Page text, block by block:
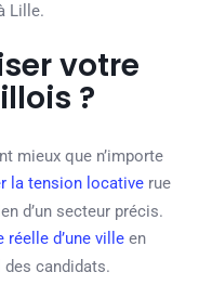
Lille.
votre
?
mieux que n’importe
la tension locative rue
d’un secteur précis.
d’une ville en
candidats.